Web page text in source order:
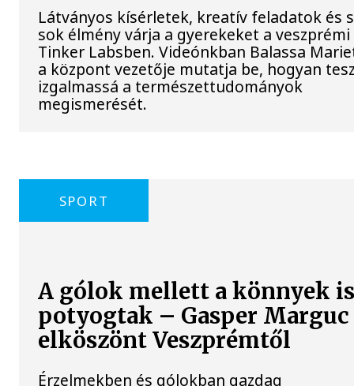
Látványos kísérletek, kreatív feladatok és
sok élmény várja a gyerekeket a veszprémi
Tinker Labsben. Videónkban Balassa
a központ vezetője mutatja be, hogyan
izgalmassá a természettudományok
megismerését.
SPORT
A gólok mellett a könnyek
potyogtak – Gasper Marguc
elköszönt Veszprémtől
Érzelmekben és gólokban gazdag